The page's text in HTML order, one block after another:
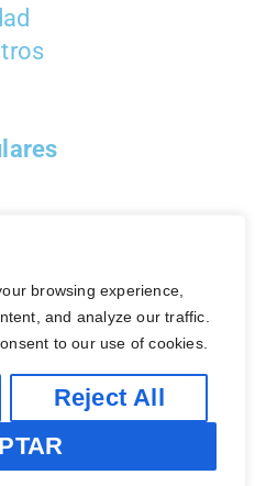
browsing experience,
and analyze our traffic.
to our use of cookies.
Reject All